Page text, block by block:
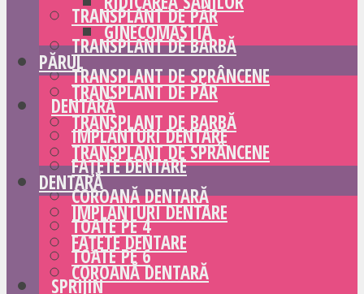
TRANSPLANT DE PĂR
TRANSPLANT DE BARBĂ
TRANSPLANT DE SPRÂNCENE
DENTARĂ
IMPLANTURI DENTARE
FAȚETE DENTARE
COROANĂ DENTARĂ
TOATE PE 4
TOATE PE 6
SPRIJIN
GINECOMASTIA
PĂRUL
TRANSPLANT DE PĂR
TRANSPLANT DE BARBĂ
TRANSPLANT DE SPRÂNCENE
DENTARĂ
IMPLANTURI DENTARE
FAȚETE DENTARE
COROANĂ DENTARĂ